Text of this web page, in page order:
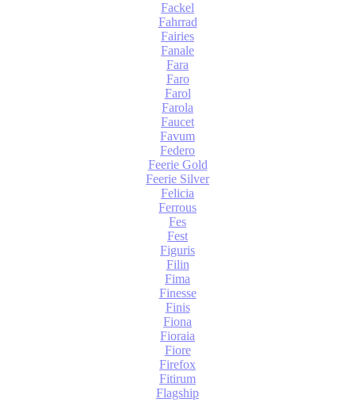
Fackel
Fahrrad
Fairies
Fanale
Fara
Faro
Farol
Farola
Faucet
Favum
Federo
Feerie Gold
Feerie Silver
Felicia
Ferrous
Fes
Fest
Figuris
Filin
Fima
Finesse
Finis
Fiona
Fioraia
Fiore
Firefox
Fitirum
Flagship